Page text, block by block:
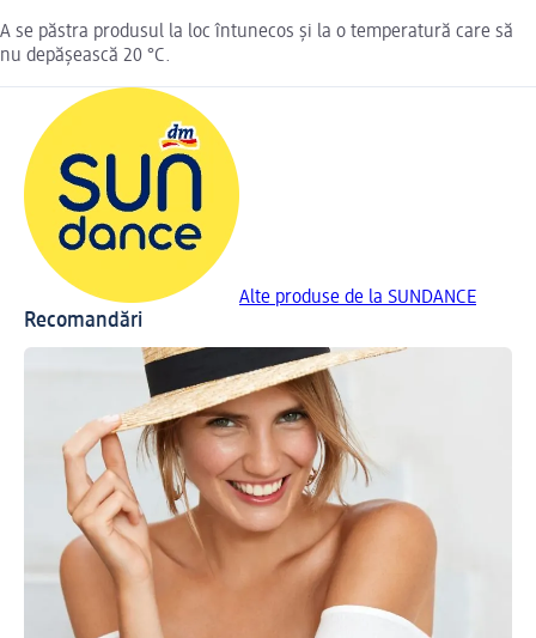
A se păstra produsul la loc întunecos și la o temperatură care să
nu depășească 20 °C.
Alte produse de la SUNDANCE
Recomandări